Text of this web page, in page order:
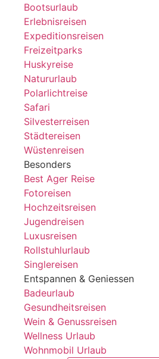
Bootsurlaub
Erlebnisreisen
Expeditionsreisen
Freizeitparks
Huskyreise
Natururlaub
Polarlichtreise
Safari
Silvesterreisen
Städtereisen
Wüstenreisen
Besonders
Best Ager Reise
Fotoreisen
Hochzeitsreisen
Jugendreisen
Luxusreisen
Rollstuhlurlaub
Singlereisen
Entspannen & Geniessen
Badeurlaub
Gesundheitsreisen
Wein & Genussreisen
Wellness Urlaub
Wohnmobil Urlaub